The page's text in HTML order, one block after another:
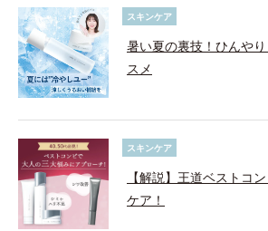
スキンケア
暑い夏の裏技！ひんや
スメ
スキンケア
【解説】王道ベストコ
ケア！